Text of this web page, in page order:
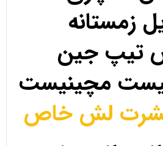
زمستانه
تیپ جین
مچینیست
لش خاص